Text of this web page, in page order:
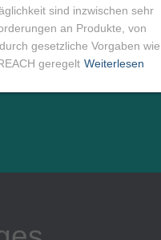
sind inzwischen sehr
an Produkte, von
gesetzliche Vorgaben wie
geregelt Weiterlesen